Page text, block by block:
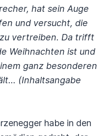
hat sein Auge
und versucht, die
vertreiben. Da trifft
Weihnachten ist und
ganz besonderen
(Inhaltsangabe
habe in den